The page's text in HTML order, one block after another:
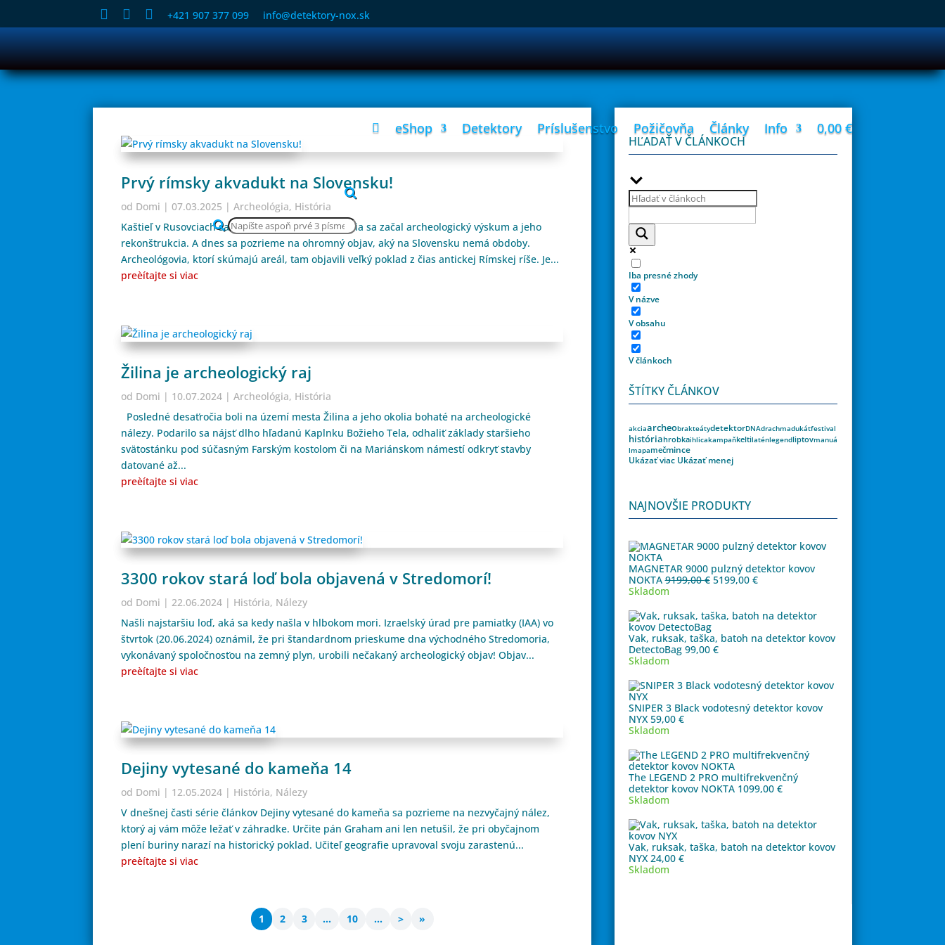
   +421 907 377 099 info@detektory-nox.sk
Products
search
 eShop Detektory Príslušenstvo Požičovňa Články Info 0,00 €
Prvý rímsky akvadukt na Slovensku!
od Domi | 07.03.2025 | Archeológia, História
Kaštieľ v Rusovciach sa dočkal! Po rokoch chátrania sa začal archeologický výskum a jeho
rekonštrukcia. A dnes sa pozrieme na ohromný objav, aký na Slovensku nemá obdoby.
Archeológovia, ktorí skúmajú areál, tam objavili veľký poklad z čias antickej Rímskej ríše. Je...
preèítajte si viac
Žilina je archeologický raj
od Domi | 10.07.2024 | Archeológia, História
Posledné desaťročia boli na území mesta Žilina a jeho okolia bohaté na archeologické
nálezy. Podarilo sa nájsť dlho hľadanú Kaplnku Božieho Tela, odhaliť základy staršieho
svätostánku pod súčasným Farským kostolom či na Mariánskom námestí odkryť stavby
datované až...
preèítajte si viac
3300 rokov stará loď bola objavená v Stredomorí!
od Domi | 22.06.2024 | História, Nálezy
Našli najstaršiu loď, aká sa kedy našla v hlbokom mori. Izraelský úrad pre pamiatky (IAA) vo
štvrtok (20.06.2024) oznámil, že pri štandardnom prieskume dna východného Stredomoria,
vykonávaný spoločnosťou na zemný plyn, urobili nečakaný archeologický objav! Objav...
preèítajte si viac
Dejiny vytesané do kameňa 14
od Domi | 12.05.2024 | História, Nálezy
V dnešnej časti série článkov Dejiny vytesané do kameňa sa pozrieme na nezvyčajný nález,
ktorý aj vám môže ležať v záhradke. Určite pán Graham ani len netušil, že pri obyčajnom
plení buriny narazí na historický poklad. Učiteľ geografie upravoval svoju zarastenú...
preèítajte si viac
1 2 3 ... 10 ... > »
HĽADAŤ V ČLÁNKOCH
Iba presné zhody
V názve
V obsahu
V článkoch
ŠTÍTKY ČLÁNKOV
akciaarcheobrakteátydetektorDNAdrachmadukátfestival
históriahrobkaihlicakampaňkeltilaténlegendliptovmanuá
lmapamečmince
Ukázať viac Ukázať menej
NAJNOVŠIE PRODUKTY
MAGNETAR 9000 pulzný detektor kovov
NOKTA 9199,00€Pôvodná
9199,00 €.
5199,00 €Aktuálna
5199,00 €.
Skladom
Vak, ruksak, taška, batoh na detektor kovov
DetectoBag 99,00 €
Skladom
SNIPER 3 Black vodotesný detektor kovov
NYX 59,00 €
Skladom
The LEGEND 2 PRO multifrekvenčný
detektor kovov NOKTA 1099,00 €
Skladom
Vak, ruksak, taška, batoh na detektor kovov
NYX 24,00 €
Skladom